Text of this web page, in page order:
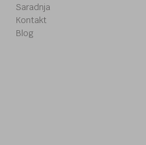
Saradnja
Kontakt
Blog